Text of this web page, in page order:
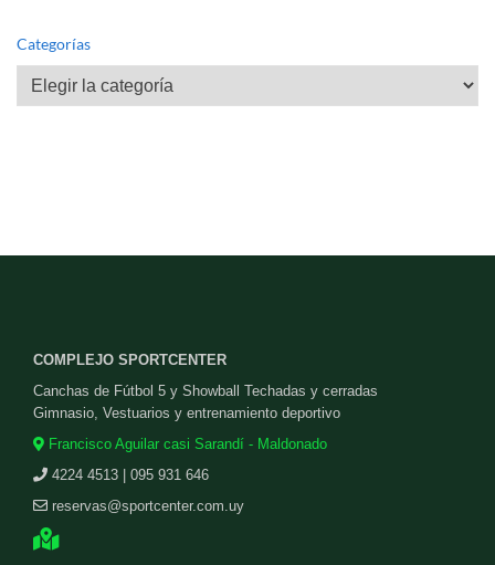
Categorías
Categorías
COMPLEJO SPORTCENTER
Canchas de Fútbol 5 y Showball Techadas y cerradas
Gimnasio, Vestuarios y entrenamiento deportivo
Francisco Aguilar casi Sarandí - Maldonado
4224 4513 | 095 931 646
reservas@sportcenter.com.uy